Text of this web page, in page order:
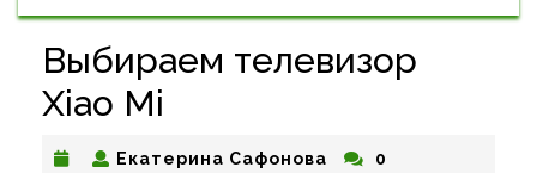
Button
Выбираем телевизор
Xiao Mi
Екатерина Сафонова Екатерина
0